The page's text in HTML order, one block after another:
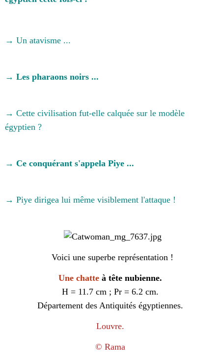
→ Un atavisme ...
→ Les pharaons noirs ...
→ Cette civilisation fut-elle calquée sur le modèle
égyptien ?
→ Ce conquérant s'appela Piye ...
→ Piye dirigea lui même visiblement l'attaque !
Voici une superbe représentation !
Une chatteà tête nubienne.
H = 11.7 cm ; Pr = 6.2 cm.
Département des Antiquités égyptiennes.
Louvre.
© Rama